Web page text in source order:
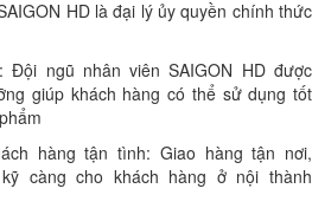
HD là đại lý ủy quyền chính thức
Đội ngũ nhân viên SAIGON HD được
giúp khách hàng có thể sử dụng tốt
hàng tận tình: Giao hàng tận nơi,
càng cho khách hàng ở nội thành